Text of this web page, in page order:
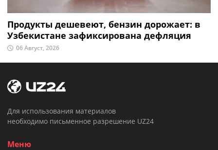
Продукты дешевеют, бензин дорожает: в
Узбекистане зафиксирована дефляция
06 Август, 2026
Для использования материалов
необходимо письменное разрешение UZ24
Меню